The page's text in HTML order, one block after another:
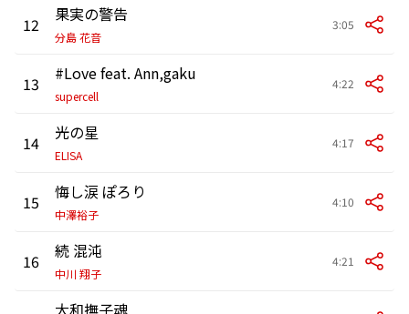
12 果実の警告
分島 花音
3:05
13 #Love feat. Ann,gaku
supercell
4:22
14 光の星
ELISA
4:17
15 悔し涙 ぽろり
中澤裕子
4:10
16 続 混沌
中川 翔子
4:21
大和撫子魂